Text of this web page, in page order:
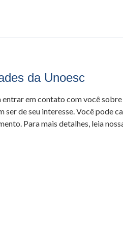
da Unoesc
entrar em contato com você
ser de seu interesse. Você pode
Para mais detalhes, leia